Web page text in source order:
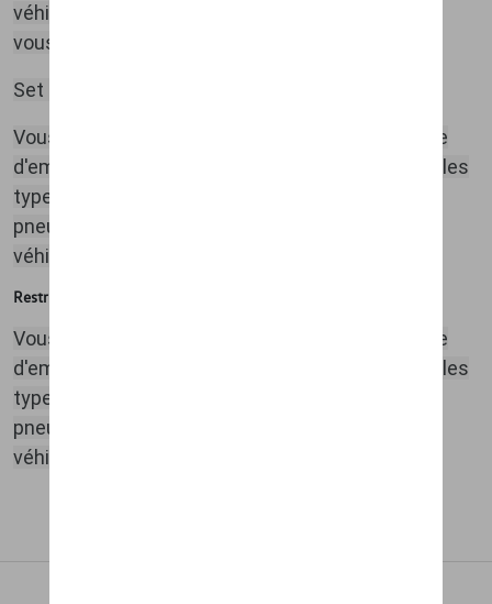
véhicule vous indiquera la meilleure option.
vous recommandons de suivre ces instructions.
Set de 2 pièces.
Vous trouverez ci-dessous, dans le fichier « Mode
d'emloi --> CPLK490N_c.pdf », un aperçu de tous les
types de chaînes à neige par taille de
pneu.
véhicule.
Restrictions
Vous trouverez ci-dessous, dans le fichier « Mode
d'emloi --> CPLK490N_c.pdf », un aperçu de tous les
types de chaînes à neige par taille de
pneu.
véhicule.